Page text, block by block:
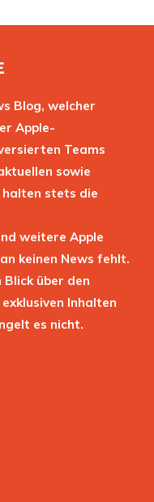
Blog, welcher
Apple-
Teams
sowie
stets die
weitere Apple
keinen News fehlt.
über den
Inhalten
es nicht.